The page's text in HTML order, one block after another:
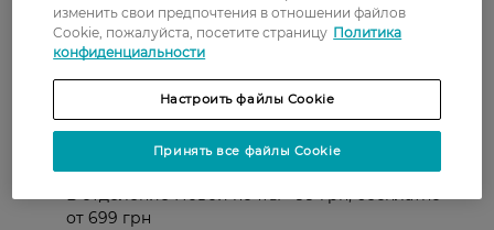
Показати ще
Доставка
Новая почта
В отделение Новой почты - 99 грн, бесплатно
от 699 грн
изменить свои предпочтения в отношении файлов
Cookie, пожалуйста, посетите страницу Политика
конфиденциальности
Настроить файлы Cookie
Принять все файлы Cookie